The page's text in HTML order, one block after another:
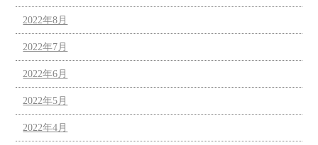
2022年8月
2022年7月
2022年6月
2022年5月
2022年4月